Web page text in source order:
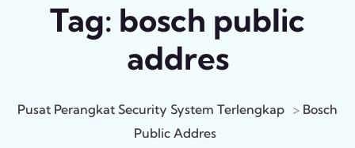
Tag: bosch public
addres
Pusat Perangkat Security System Terlengkap > Bosch
Public Addres